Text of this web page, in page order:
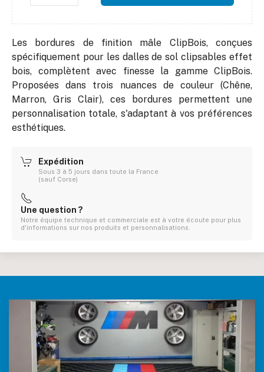
(1 avis)
Les bordures de finition mâle ClipBois, conçues
spécifiquement pour les dalles de sol clipsables effet
bois, complètent avec finesse la gamme ClipBois.
Proposées dans trois nuances de couleur (Chêne,
Marron, Gris Clair), ces bordures permettent une
personnalisation totale, s'adaptant à vos préférences
esthétiques.
Expédition
Sous 3 à 5 jours dans toute la France
(sauf Corse)
Une question ?
Notre équipe technique et commerciale est à votre écoute pour plus
d'informations sur nos produits et personnalisations.